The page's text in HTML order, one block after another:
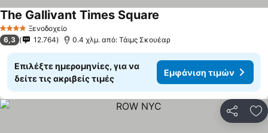
4 ΑστέριαΞενοδοχείο
The Gallivant Times Square
6,3 12.764 0.4 χλμ. από: Τάιμς Σκουέαρ
Επιλέξτε ημερομηνίες, για να
δείτε τις ακριβείς τιμές
Εμφάνιση τιμών